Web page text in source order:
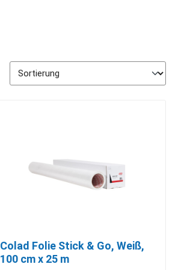
Colad Folie Stick & Go, Weiß,
100 cm x 25 m